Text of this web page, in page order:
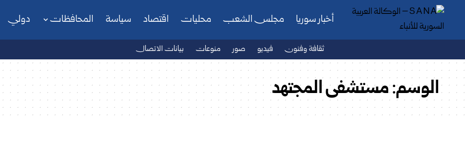
أخبار سوريا مجلس الشعب محليات اقتصاد سياسة المحافظات دولي
ثقافة وفنون فيديو صور منوعات بيانات الاتصال
الوسم:مستشفى المجتهد